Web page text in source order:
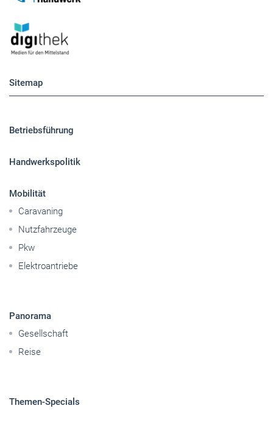
Sitemap
Betriebsführung
Handwerkspolitik
Mobilität
Caravaning
Nutzfahrzeuge
Pkw
Elektroantriebe
Panorama
Gesellschaft
Reise
Themen-Specials